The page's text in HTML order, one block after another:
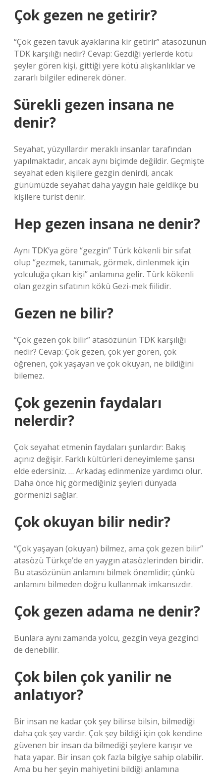
Çok gezen ne getirir?
“Çok gezen tavuk ayaklarına kir getirir” atasözünün
TDK karşılığı nedir? Cevap: Gezdiği yerlerde kötü
şeyler gören kişi, gittiği yere kötü alışkanlıklar ve
zararlı bilgiler edinerek döner.
Sürekli gezen insana ne
denir?
Seyahat, yüzyıllardır meraklı insanlar tarafından
yapılmaktadır, ancak aynı biçimde değildir. Geçmişte
seyahat eden kişilere gezgin denirdi, ancak
günümüzde seyahat daha yaygın hale geldikçe bu
kişilere turist denir.
Hep gezen insana ne denir?
Aynı TDK’ya göre “gezgin” Türk kökenli bir sıfat
olup “gezmek, tanımak, görmek, dinlenmek için
yolculuğa çıkan kişi” anlamına gelir. Türk kökenli
olan gezgin sıfatının kökü Gezi-mek fiilidir.
Gezen ne bilir?
“Çok gezen çok bilir” atasözünün TDK karşılığı
nedir? Cevap: Çok gezen, çok yer gören, çok
öğrenen, çok yaşayan ve çok okuyan, ne bildiğini
bilemez.
Çok gezenin faydaları
nelerdir?
Çok seyahat etmenin faydaları şunlardır: Bakış
açınız değişir. Farklı kültürleri deneyimleme şansı
elde edersiniz. … Arkadaş edinmenize yardımcı olur.
Daha önce hiç görmediğiniz şeyleri dünyada
görmenizi sağlar.
Çok okuyan bilir nedir?
“Çok yaşayan (okuyan) bilmez, ama çok gezen bilir”
atasözü Türkçe’de en yaygın atasözlerinden biridir.
Bu atasözünün anlamını bilmek önemlidir; çünkü
anlamını bilmeden doğru kullanmak imkansızdır.
Çok gezen adama ne denir?
Bunlara aynı zamanda yolcu, gezgin veya gezginci
de denebilir.
Çok bilen çok yanilir ne
anlatıyor?
Bir insan ne kadar çok şey bilirse bilsin, bilmediği
daha çok şey vardır. Çok şey bildiği için çok kendine
güvenen bir insan da bilmediği şeylere karışır ve
hata yapar. Bir insan çok fazla bilgiye sahip olabilir.
Ama bu her şeyin mahiyetini bildiği anlamına